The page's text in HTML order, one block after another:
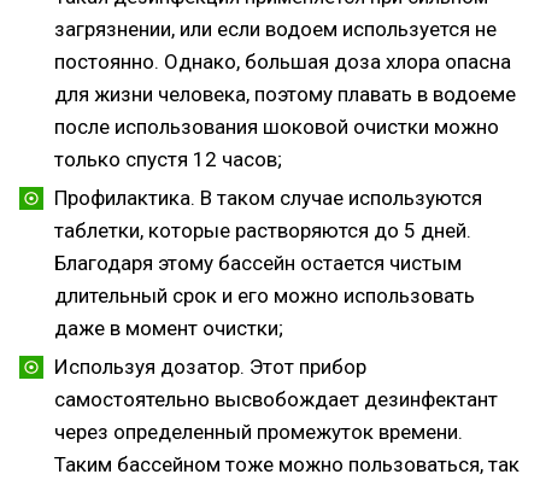
загрязнении, или если водоем используется не
постоянно. Однако, большая доза хлора опасна
для жизни человека, поэтому плавать в водоеме
после использования шоковой очистки можно
только спустя 12 часов;
Профилактика. В таком случае используются
таблетки, которые растворяются до 5 дней.
Благодаря этому бассейн остается чистым
длительный срок и его можно использовать
даже в момент очистки;
Используя дозатор. Этот прибор
самостоятельно высвобождает дезинфектант
через определенный промежуток времени.
Таким бассейном тоже можно пользоваться, так